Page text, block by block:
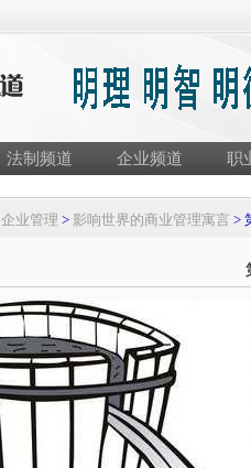
法制频道 企业频道 职
企业管理 > 影响世界的商业管理寓言 >